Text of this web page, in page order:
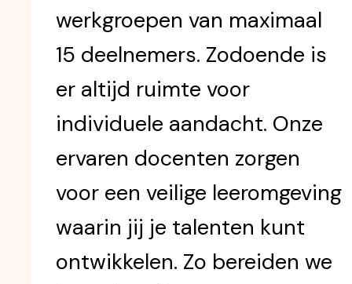
werkgroepen van maximaal
15 deelnemers. Zodoende is
er altijd ruimte voor
individuele aandacht. Onze
ervaren docenten zorgen
voor een veilige leeromgeving
waarin jij je talenten kunt
ontwikkelen. Zo bereiden we